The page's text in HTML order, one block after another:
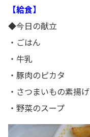
【給食】
◆今日の献立
・ごはん
・牛乳
・豚肉のピカタ
・さつまいもの素揚げ
・野菜のスープ